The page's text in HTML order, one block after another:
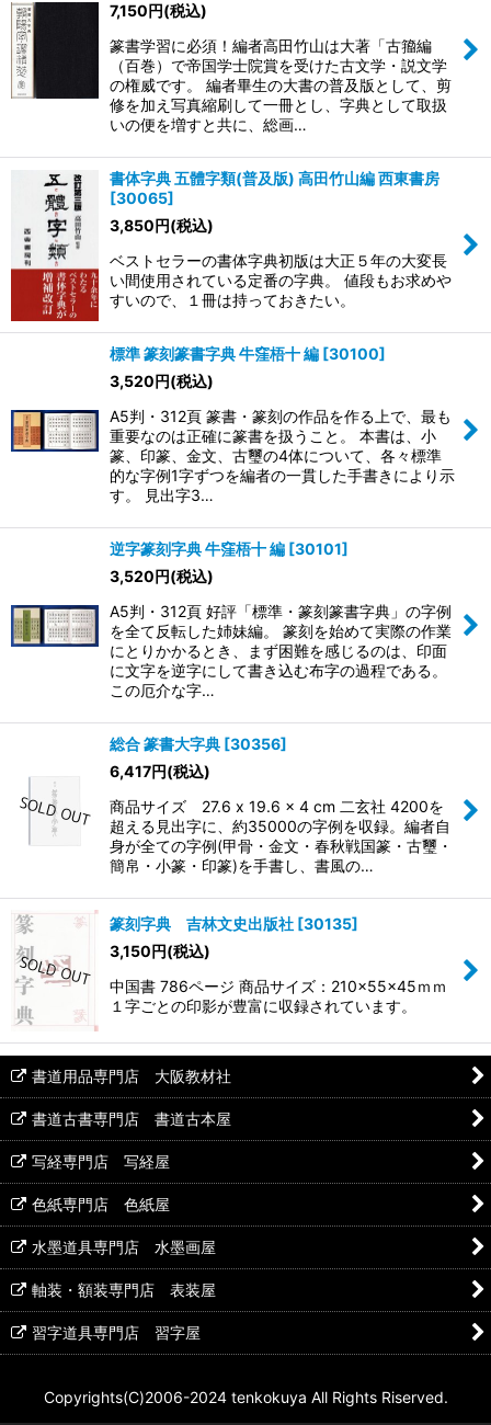
7,150 円(税込)
篆書学習に必須！編者高田竹山は大著「古籀編
（百巻）で帝国学士院賞を受けた古文学・説文学
の権威です。 編者畢生の大書の普及版として、剪
修を加え写真縮刷して一冊とし、字典として取扱
いの便を増すと共に、総画…
書体字典 五體字類(普及版) 高田竹山編 西東書房
[30065]
3,850 円(税込)
ベストセラーの書体字典初版は大正５年の大変長
い間使用されている定番の字典。 値段もお求めや
すいので、１冊は持っておきたい。
標準 篆刻篆書字典 牛窪梧十 編 [30100]
3,520 円(税込)
A5判・312頁 篆書・篆刻の作品を作る上で、最も
重要なのは正確に篆書を扱うこと。 本書は、小
篆、印篆、金文、古璽の4体について、各々標準
的な字例1字ずつを編者の一貫した手書きにより示
す。 見出字3…
逆字篆刻字典 牛窪梧十 編 [30101]
3,520 円(税込)
A5判・312頁 好評「標準・篆刻篆書字典」の字例
を全て反転した姉妹編。 篆刻を始めて実際の作業
にとりかかるとき、まず困難を感じるのは、印面
に文字を逆字にして書き込む布字の過程である。
この厄介な字…
総合 篆書大字典 [30356]
6,417円(税込)
商品サイズ 27.6 x 19.6 x 4 cm 二玄社 4200を
超える見出字に、約35000の字例を収録。編者自
身が全ての字例(甲骨・金文・春秋戦国篆・古璽・
簡帛・小篆・印篆)を手書し、書風の…
篆刻字典 吉林文史出版社 [30135]
3,150 円(税込)
中国書 786ページ 商品サイズ：210×55×45ｍｍ
１字ごとの印影が豊富に収録されています。
書道用品専門店 大阪教材社
書道古書専門店 書道古本屋
写経専門店 写経屋
色紙専門店 色紙屋
水墨道具専門店 水墨画屋
軸装・額装専門店 表装屋
習字道具専門店 習字屋
Copyrights(C)2006-2024 tenkokuya All Rights Riserved.